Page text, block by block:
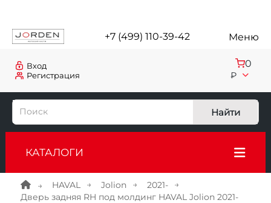
+7 (499) 110-39-42 Меню
Регистрация
Вход 0
₽
Найти
КАТАЛОГИ
HAVAL Jolion
2021-
Дверь задняя RH под молдинг HAVAL Jolion 2021-